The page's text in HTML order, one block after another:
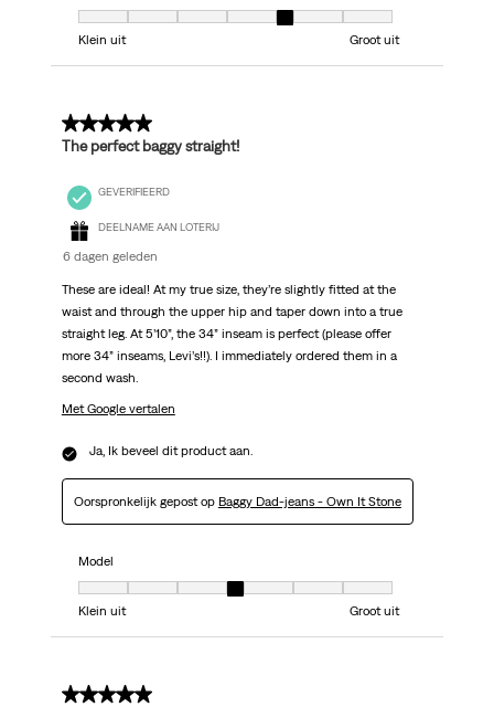
Model, 5 van 7, waarbij 1 gelijk is aan Klein uit en 7 gelijk is aan Groot uit
Klein uit
Groot uit
5 van 5 sterren.
The perfect baggy straight!
GEVERIFIEERD
DEELNAME AAN LOTERIJ
6 dagen geleden
These are ideal! At my true size, they’re slightly fitted at the
waist and through the upper hip and taper down into a true
straight leg. At 5’10”, the 34” inseam is perfect (please offer
more 34” inseams, Levi’s!!). I immediately ordered them in a
second wash.
Met Google vertalen
Ja, Ik beveel dit product aan.
Oorspronkelijk gepost op Baggy Dad-jeans - Own It Stone
Model
Model, 4 van 7, waarbij 1 gelijk is aan Klein uit en 7 gelijk is aan Groot uit
Klein uit
Groot uit
5 van 5 sterren.